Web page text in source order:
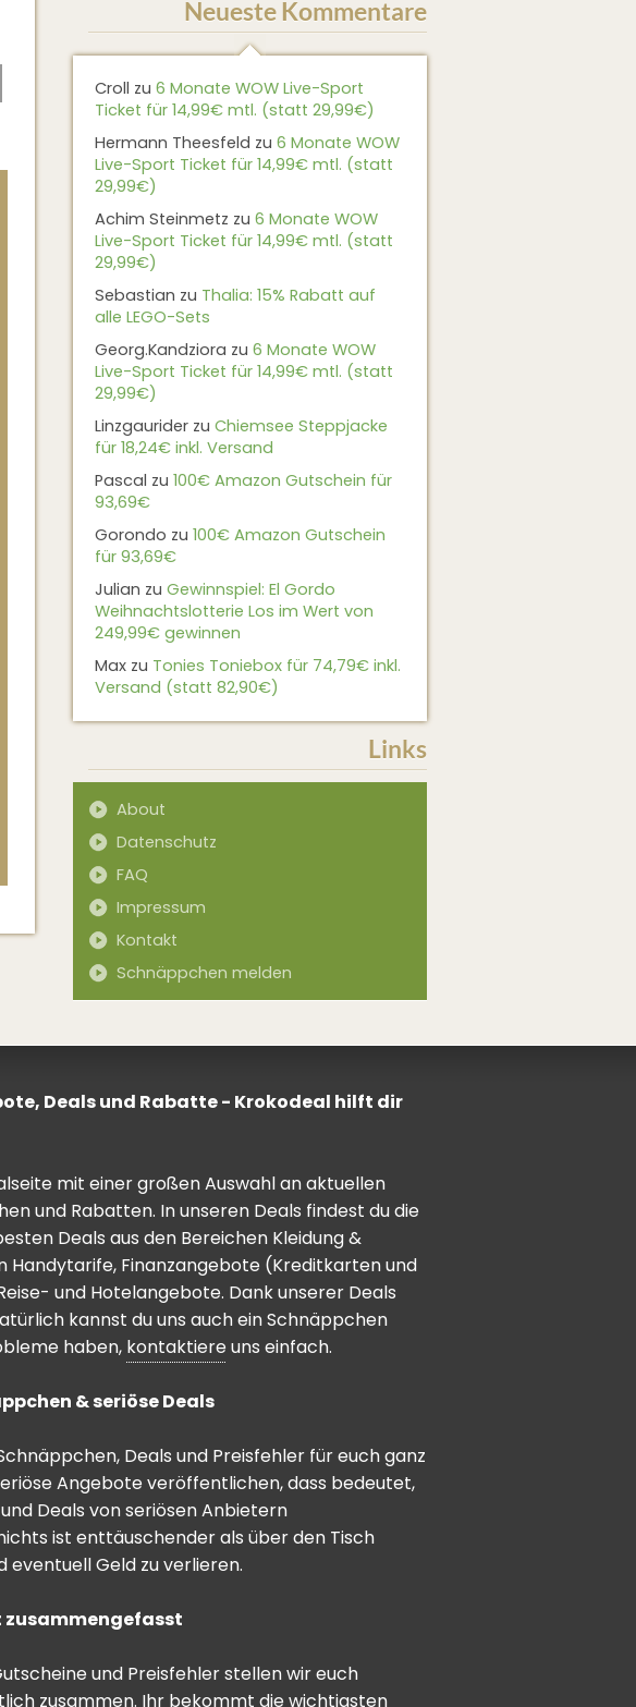
Neueste Kommentare
Croll zu 6 Monate WOW Live-Sport
Ticket für 14,99€ mtl. (statt 29,99€)
Hermann Theesfeld zu 6 Monate WOW
Live-Sport Ticket für 14,99€ mtl. (statt
29,99€)
Achim Steinmetz zu 6 Monate WOW
Live-Sport Ticket für 14,99€ mtl. (statt
29,99€)
Sebastian zu Thalia: 15% Rabatt auf
alle LEGO-Sets
Georg.Kandziora zu 6 Monate WOW
Live-Sport Ticket für 14,99€ mtl. (statt
29,99€)
Linzgaurider zu Chiemsee Steppjacke
für 18,24€ inkl. Versand
Pascal zu 100€ Amazon Gutschein für
93,69€
Gorondo zu 100€ Amazon Gutschein
für 93,69€
Julian zu Gewinnspiel: El Gordo
Weihnachtslotterie Los im Wert von
249,99€ gewinnen
Max zu Tonies Toniebox für 74,79€ inkl.
Versand (statt 82,90€)
Links
About
Datenschutz
FAQ
Impressum
Kontakt
Schnäppchen melden
Deals und Rabatte - Krokodeal hilft dir
mit einer großen Auswahl an aktuellen
und Rabatten. In unseren Deals findest du die
Deals aus den Bereichen Kleidung &
Handytarife, Finanzangebote (Kreditkarten und
und Hotelangebote. Dank unserer Deals
kannst du uns auch ein Schnäppchen
haben, kontaktiere uns einfach.
& seriöse Deals
Deals und Preisfehler für euch ganz
Angebote veröffentlichen, dass bedeutet,
Deals von seriösen Anbietern
ist enttäuschender als über den Tisch
eventuell Geld zu verlieren.
zusammengefasst
und Preisfehler stellen wir euch
zusammen. Ihr bekommt die wichtigsten